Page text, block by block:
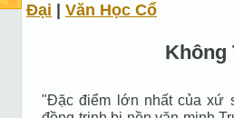
Ðại
Văn Học Cổ
Không
"Đặc điểm lớn nhất của xứ